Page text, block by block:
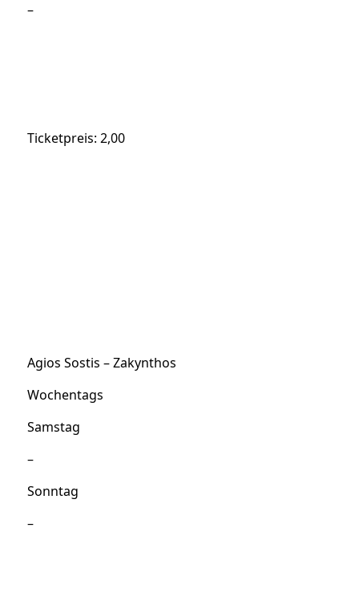
–
Ticketpreis: 2,00
Agios Sostis – Zakynthos
Wochentags
Samstag
–
Sonntag
–